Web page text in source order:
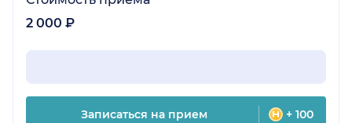
2 000 ₽
Записаться на прием + 100